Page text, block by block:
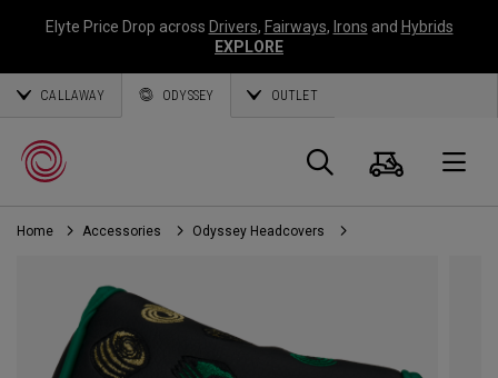
Elyte Price Drop across Drivers, Fairways, Irons and Hybrids
EXPLORE
CALLAWAY ODYSSEY OUTLET
Panier
Home Accessories Odyssey Headcovers